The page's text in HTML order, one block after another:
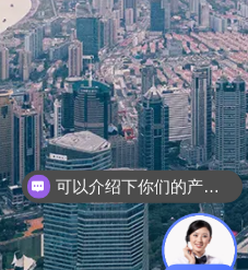
可以介绍下你们的产品么